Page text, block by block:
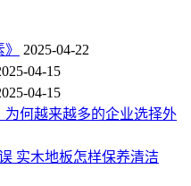
2025-04-22
04-15
04-15
为何越来越多的企业选择外
实木地板怎样保养清洁